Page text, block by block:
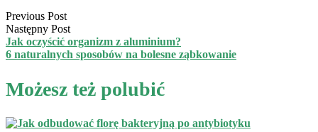
Previous Post
Następny Post
Jak oczyścić organizm z aluminium?
6 naturalnych sposobów na bolesne ząbkowanie
Możesz też polubić